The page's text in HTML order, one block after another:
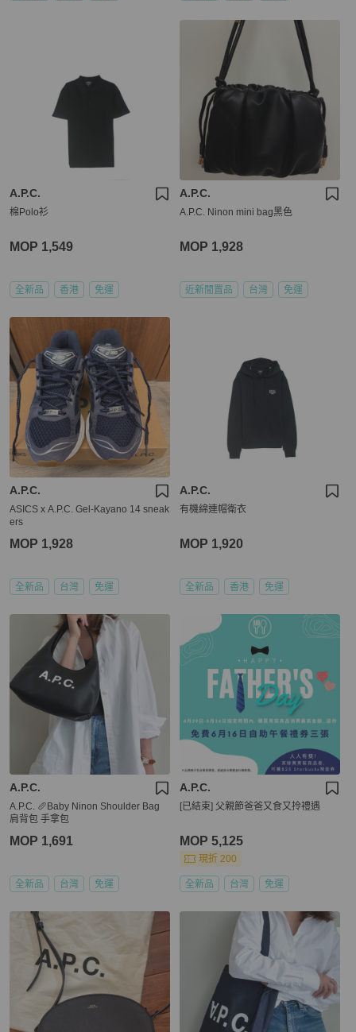
A.P.C.
棉Polo衫
MOP 1,549
全新品 香港 免運
A.P.C.
A.P.C. Ninon mini bag黑色
MOP 1,928
近新閒置品 台灣 免運
A.P.C.
ASICS x A.P.C. Gel-Kayano 14 sneak
ers
MOP 1,928
全新品 台灣 免運
A.P.C.
有機綿連帽衛衣
MOP 1,920
全新品 香港 免運
A.P.C.
A.P.C. 🥖Baby Ninon Shoulder Bag
肩背包 手拿包
MOP 1,691
全新品 台灣 免運
A.P.C.
[已結束] 父親節爸爸又食又拎禮遇
MOP 5,125
現折 200
全新品 台灣 免運